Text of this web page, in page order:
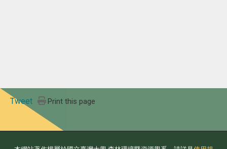
Tweet Print this page